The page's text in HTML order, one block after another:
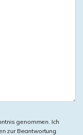
genommen. Ich
zur Beantwortung